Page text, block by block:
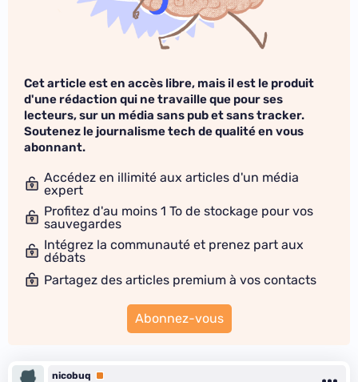
Cet article est en accès libre, mais il est le produit
d'une rédaction qui ne travaille que pour ses
lecteurs, sur un média sans pub et sans tracker.
Soutenez le journalisme tech de qualité en vous
abonnant.
Accédez en illimité aux articles d'un média
expert
Profitez d'au moins 1 To de stockage pour vos
sauvegardes
Intégrez la communauté et prenez part aux
débats
Partagez des articles premium à vos contacts
Abonnez-vous
nicobuq
Premium